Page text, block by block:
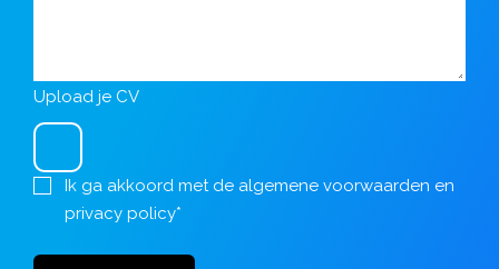
Upload je CV
Ik ga akkoord met de algemene voorwaarden en
privacy policy*